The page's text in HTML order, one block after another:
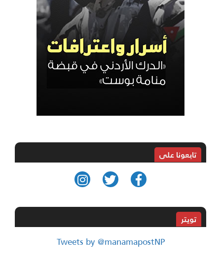
تابعونا على
تويتر
Tweets by @manamapostNP